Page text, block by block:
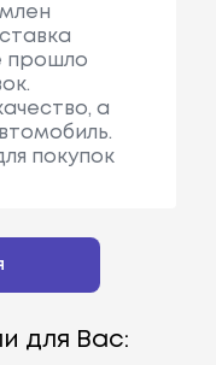
прошло
а
покупок
для Вас: